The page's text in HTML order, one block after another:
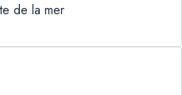
de la mer